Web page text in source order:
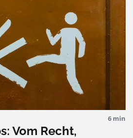
6 min
Vom Recht,